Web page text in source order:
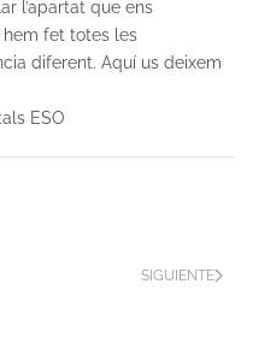
l’apartat que ens
hem fet totes les
diferent. Aquí us deixem
ESO
SIGUIENTE